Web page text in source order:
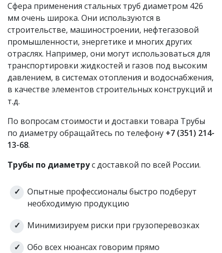
Труба
алюминиевая АД1
12х2 ГОСТ 18482-79
426
18482-79
Труба
алюминиевая АД1
28х2 ГОСТ 18482-79
426
ГОСТ
18482-79
Труба
алюминиевая АД1
82
Труба
алюминиевая АД1
6х1 ГОСТ 18475-82
алюминиевая АД1
8х1 (в бухтах) ТУ
57657760-2019
426
24.42.26-
0-2019
Сфера применения стальных труб диаметром 426
мм очень широка. Они используются в
строительстве, машиностроении, нефтегазовой
промышленности, энергетике и многих других
отраслях. Например, они могут использоваться для
транспортировки жидкостей и газов под высоким
давлением, в системах отопления и водоснабжения,
в качестве элементов строительных конструкций и
т.д.
По вопросам стоимости и доставки товара Трубы
по диаметру обращайтесь по телефону +7 (351) 214-
13-68.
Трубы по диаметрус доставкой по всей России.
Опытные профессионалы быстро подберут
необходимую продукцию
Минимизируем риски при грузоперевозках
Обо всех нюансах говорим прямо